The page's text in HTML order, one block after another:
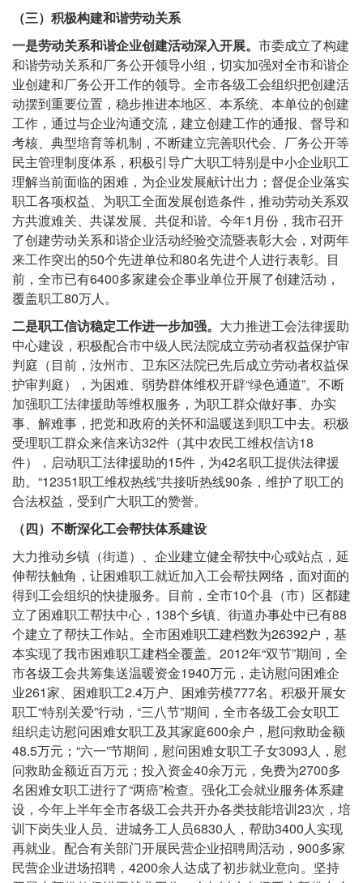
（三）积极构建和谐劳动关系
一是劳动关系和谐企业创建活动深入开展。 市委成立了构建
和谐劳动关系和厂务公开领导小组，切实加强对全市和谐企
业创建和厂务公开工作的领导。全市各级工会组织把创建活
动摆到重要位置，稳步推进本地区、本系统、本单位的创建
工作，通过与企业沟通交流，建立创建工作的通报、督导和
考核、典型培育等机制，不断建立完善职代会、厂务公开等
民主管理制度体系，积极引导广大职工特别是中小企业职工
理解当前面临的困难，为企业发展献计出力；督促企业落实
职工各项权益、为职工全面发展创造条件，推动劳动关系双
方共渡难关、共谋发展、共促和谐。今年1月份，我市召开
了创建劳动关系和谐企业活动经验交流暨表彰大会，对两年
来工作突出的50个先进单位和80名先进个人进行表彰。目
前，全市已有6400多家建会企事业单位开展了创建活动，
覆盖职工80万人。
二是职工信访稳定工作进一步加强。 大力推进工会法律援助
中心建设，积极配合市中级人民法院成立劳动者权益保护审
判庭（目前，汝州市、卫东区法院已先后成立劳动者权益保
护审判庭），为困难、弱势群体维权开辟“绿色通道”。不断
加强职工法律援助等维权服务，为职工群众做好事、办实
事、解难事，把党和政府的关怀和温暖送到职工中去。积极
受理职工群众来信来访32件（其中农民工维权信访18
件），启动职工法律援助的15件，为42名职工提供法律援
助。“12351职工维权热线”共接听热线90条，维护了职工的
合法权益，受到广大职工的赞誉。
（四）不断深化工会帮扶体系建设
大力推动乡镇（街道）、企业建立健全帮扶中心或站点，延
伸帮扶触角，让困难职工就近加入工会帮扶网络，面对面的
得到工会组织的快捷服务。目前，全市10个县（市）区都建
立了困难职工帮扶中心，138个乡镇、街道办事处中已有88
个建立了帮扶工作站。全市困难职工建档数为26392户，基
本实现了我市困难职工建档全覆盖。2012年“双节”期间，全
市各级工会共筹集送温暖资金1940万元，走访慰问困难企
业261家、困难职工2.4万户、困难劳模777名。积极开展女
职工“特别关爱”行动，“三八节”期间，全市各级工会女职工
组织走访慰问困难女职工及其家庭600余户，慰问救助金额
48.5万元；“六一”节期间，慰问困难女职工子女3093人，慰
问救助金额近百万元；投入资金40余万元，免费为2700多
名困难女职工进行了“两癌”检查。强化工会就业服务体系建
设，今年上半年全市各级工会共开办各类技能培训23次，培
训下岗失业人员、进城务工人员6830人，帮助3400人实现
再就业。配合有关部门开展民营企业招聘周活动，900多家
民营企业进场招聘，4200余人达成了初步就业意向。坚持